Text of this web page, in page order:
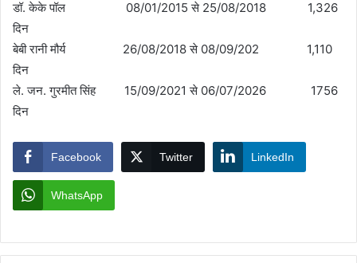
डॉ. केके पॉल 08/01/2015 से 25/08/2018 1,326
दिन
बेबी रानी मौर्य 26/08/2018 से 08/09/202 1,110
दिन
ले. जन. गुरमीत सिंह 15/09/2021 से 06/07/2026 1756
दिन
Facebook Twitter LinkedIn
WhatsApp